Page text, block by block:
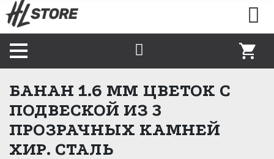
БАНАН 1.6 ММ ЦВЕТОК С
ПОДВЕСКОЙ ИЗ 3
ПРОЗРАЧНЫХ КАМНЕЙ
ХИР. СТАЛЬ